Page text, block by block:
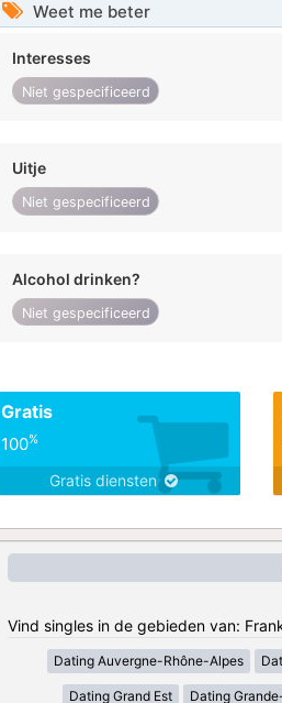
Weet me beter
Interesses
Niet gespecificeerd
Uitje
Niet gespecificeerd
Alcohol drinken?
Niet gespecificeerd
Gratis
100%
Gratis diensten
Vind singles in de gebieden van:
Dating Auvergne-Rhône-Alpes
Dating Grand Est Dating